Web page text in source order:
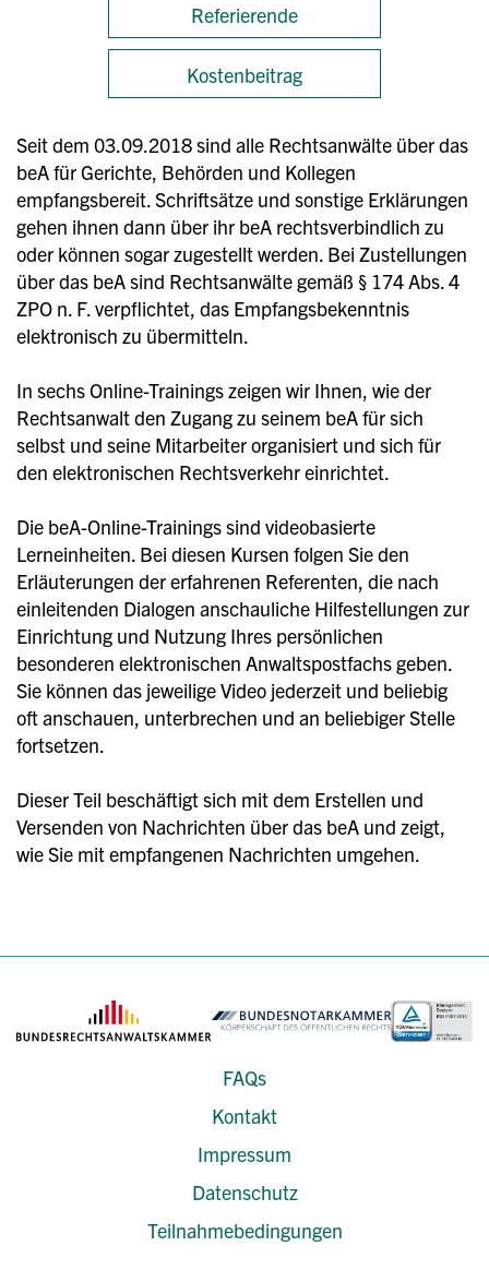
Referierende
Kostenbeitrag
Seit dem 03.09.2018 sind alle Rechtsanwälte über das
beA für Gerichte, Behörden und Kollegen
empfangsbereit. Schriftsätze und sonstige Erklärungen
gehen ihnen dann über ihr beA rechtsverbindlich zu
oder können sogar zugestellt werden. Bei Zustellungen
über das beA sind Rechtsanwälte gemäß § 174 Abs. 4
ZPO n. F. verpflichtet, das Empfangsbekenntnis
elektronisch zu übermitteln.
In sechs Online-Trainings zeigen wir Ihnen, wie der
Rechtsanwalt den Zugang zu seinem beA für sich
selbst und seine Mitarbeiter organisiert und sich für
den elektronischen Rechtsverkehr einrichtet.
Die beA-Online-Trainings sind videobasierte
Lerneinheiten. Bei diesen Kursen folgen Sie den
Erläuterungen der erfahrenen Referenten, die nach
einleitenden Dialogen anschauliche Hilfestellungen zur
Einrichtung und Nutzung Ihres persönlichen
besonderen elektronischen Anwaltspostfachs geben.
Sie können das jeweilige Video jederzeit und beliebig
oft anschauen, unterbrechen und an beliebiger Stelle
fortsetzen.
Dieser Teil beschäftigt sich mit dem Erstellen und
Versenden von Nachrichten über das beA und zeigt,
wie Sie mit empfangenen Nachrichten umgehen.
FAQs
Kontakt
Impressum
Datenschutz
Teilnahmebedingungen